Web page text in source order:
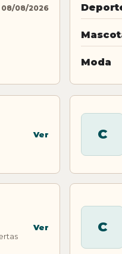
08/08/2026
Moda
Ver C
Ver C